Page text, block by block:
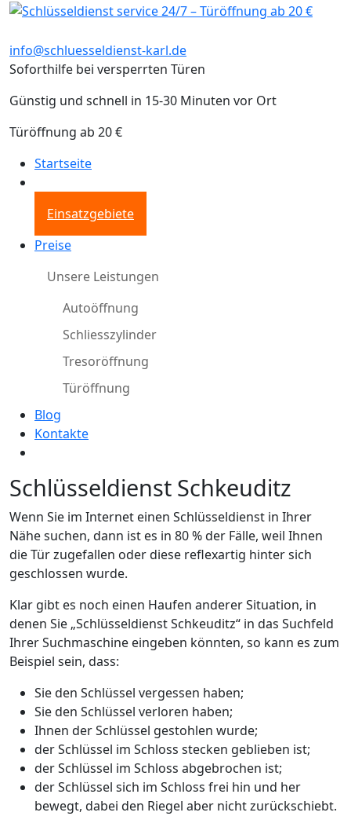
info@schluesseldienst-karl.de
Soforthilfe bei versperrten Türen
Günstig und schnell in 15-30 Minuten vor Ort
Türöffnung ab 20 €
Startseite
Einsatzgebiete
Preise
Unsere Leistungen
Autoöffnung
Schliesszylinder
Tresoröffnung
Türöffnung
Blog
Kontakte
Schlüsseldienst Schkeuditz
Wenn Sie im Internet einen Schlüsseldienst in Ihrer
Nähe suchen, dann ist es in 80 % der Fälle, weil Ihnen
die Tür zugefallen oder diese reflexartig hinter sich
geschlossen wurde.
Klar gibt es noch einen Haufen anderer Situation, in
denen Sie „Schlüsseldienst Schkeuditz“ in das Suchfeld
Ihrer Suchmaschine eingeben könnten, so kann es zum
Beispiel sein, dass:
Sie den Schlüssel vergessen haben;
Sie den Schlüssel verloren haben;
Ihnen der Schlüssel gestohlen wurde;
der Schlüssel im Schloss stecken geblieben ist;
der Schlüssel im Schloss abgebrochen ist;
der Schlüssel sich im Schloss frei hin und her
bewegt, dabei den Riegel aber nicht zurückschiebt.